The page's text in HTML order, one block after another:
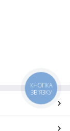
КНОПКА
ЗВ'ЯЗКУ